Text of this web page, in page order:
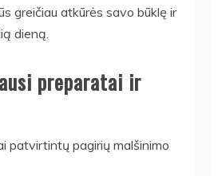
greičiau atkūrės savo būklę ir
dieną.
preparatai ir
patvirtintų pagirių malšinimo